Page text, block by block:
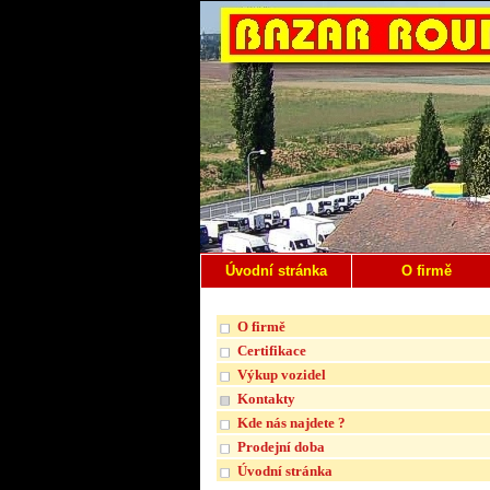
Úvodní stránka O firmě
O firmě
Certifikace
Výkup vozidel
Kontakty
Kde nás najdete ?
Prodejní doba
Úvodní stránka